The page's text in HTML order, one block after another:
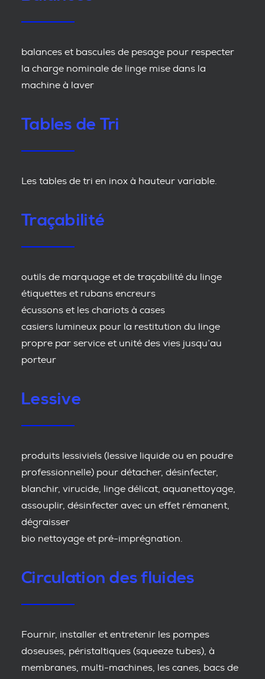
balances et bascules de pesage pour respecter
la charge nominale de linge mise dans la
machine à laver
Tables de Tri
Les tables de tri en inox à hauteur variable.
Traçabilité
outils de marquage et de traçabilité du linge
étiquettes et rubans encreurs
écussons et les chariots à cases
casiers lumineux pour la restitution du linge
propre par service et unité des vies jusqu’au
porteur
Lessive
produits lessiviels (lessive liquide ou en poudre
professionnelle) pour détacher, désinfecter,
blanchir, virucide, linge délicat, aquanettoyage,
assouplir, désinfecter avec un effet rémanent,
dégraisser
bio nettoyage et pré-imprégnation.
Circulation des fluides
Fournir, installer et entretenir les pompes
doseuses, péristaltiques (squeeze tubes), à
membranes, multi-machines, les canes, bacs de